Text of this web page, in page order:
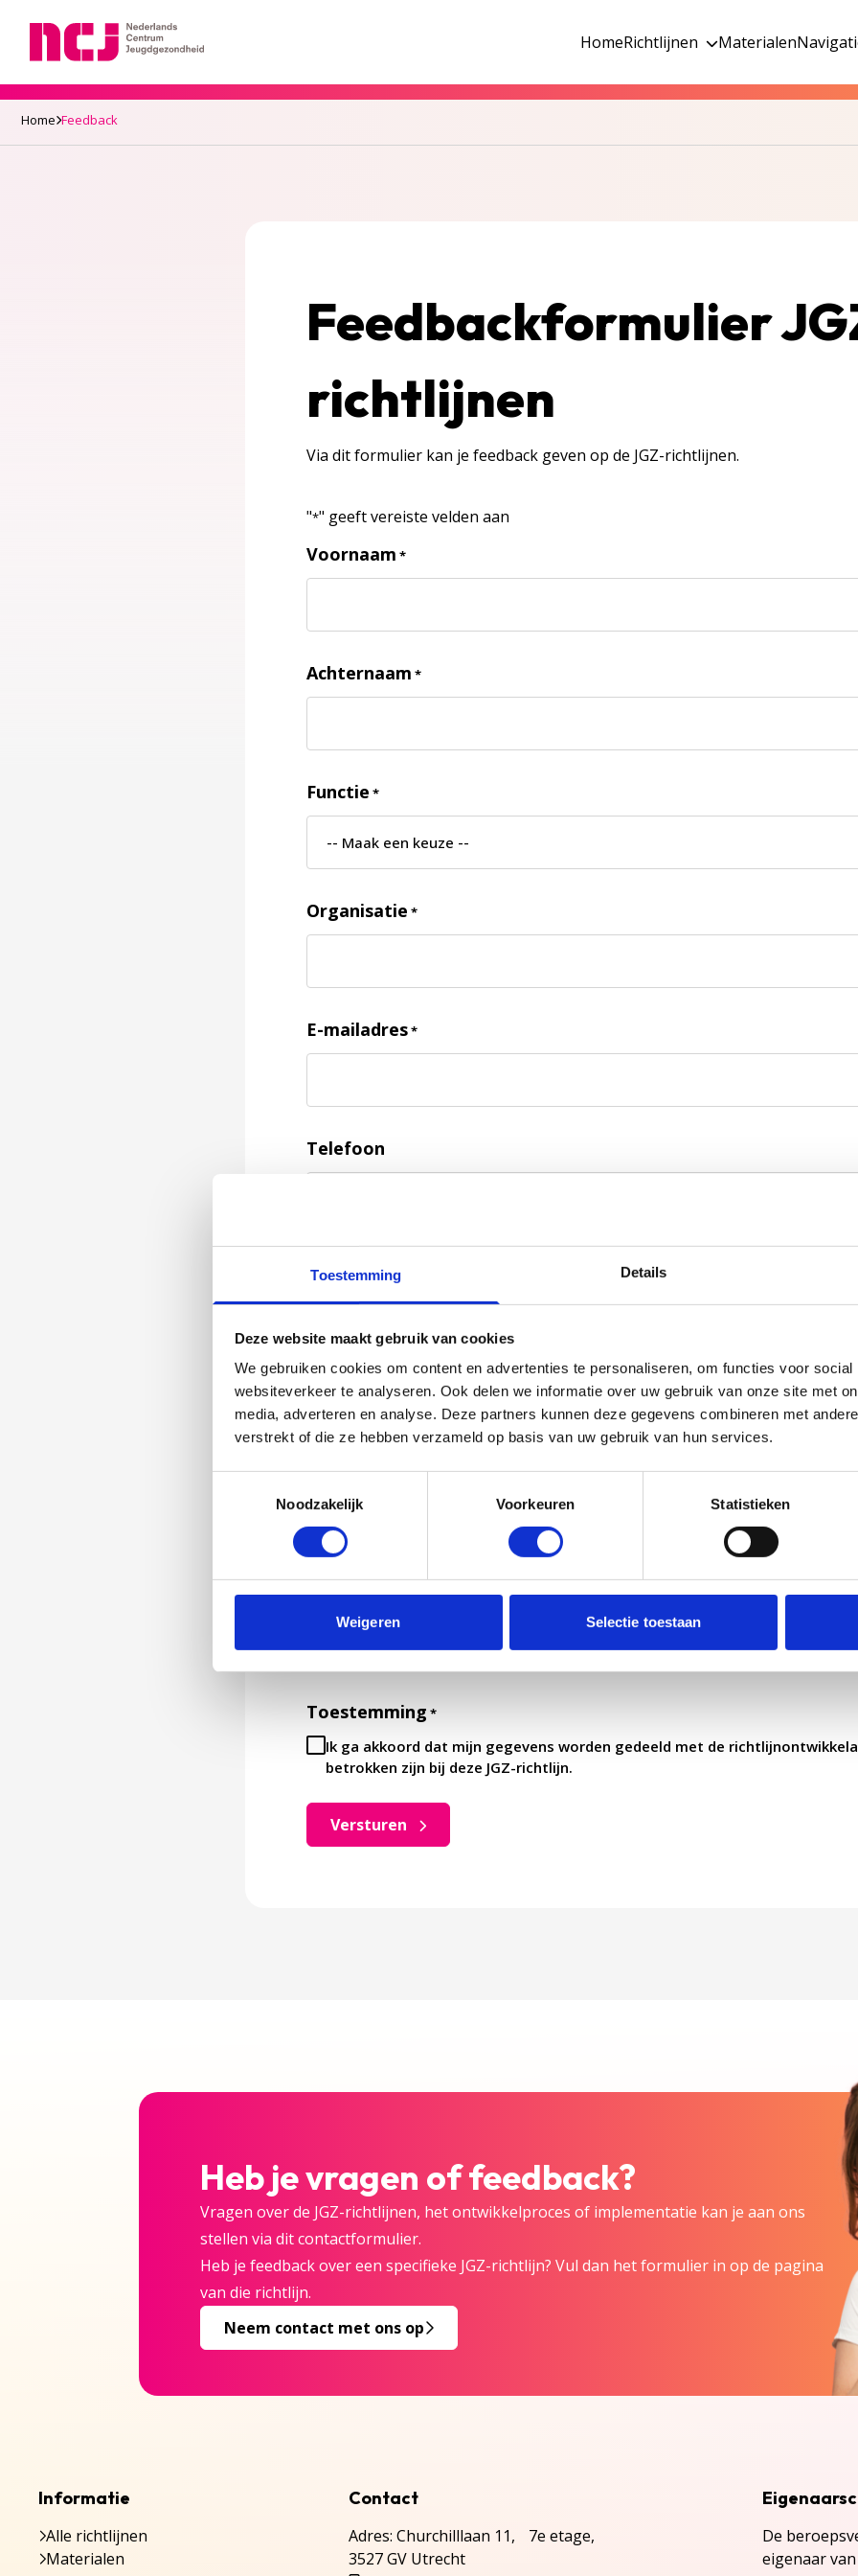
Toestemming Details
Deze website maakt gebruik van cookies
We gebruiken cookies om content en advertenties te personaliseren, om functies voor
websiteverkeer te analyseren. Ook delen we informatie over uw gebruik van onze site met
media, adverteren en analyse. Deze partners kunnen deze gegevens combineren met
verstrekt of die ze hebben verzameld op basis van uw gebruik van hun services.
Noodzakelijk
Voorkeuren Statistieken
Weigeren Selectie toestaan
HomeRichtlijnen Materialen
Home Feedback
Feedbackformulier
richtlijnen
Via dit formulier kan je feedback geven op de JGZ-richtlijnen.
"*" geeft vereiste velden aan
Voornaam *
Achternaam *
Functie *
Organisatie *
E-mailadres*
Telefoon
Feedback*
Jouw feedback wordt verwerkt door de adviseurs van het team richtlijnen
Toestemming *
Ik ga akkoord dat mijn gegevens worden gedeeld met de
betrokken zijn bij deze JGZ-richtlijn.
Versturen
Heb je vragen of feedback?
Vragen over de JGZ-richtlijnen, het ontwikkelproces of implementatie kan je aan ons
stellen via dit contactformulier.
Heb je feedback over een specifieke JGZ-richtlijn? Vul dan het formulier in op de pagina
van die richtlijn.
Neem contact met ons op
Informatie
Alle richtlijnen
Materialen
Contact
Adres: Churchilllaan 11, 7e etage,
3527 GV Utrecht
De
eigenaar